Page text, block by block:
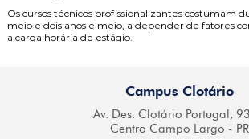
Os cursos técnicos profissionalizantes costumam
meio e dois anos e meio, a depender de fatores
a carga horária de estágio.
Campus Clotário
Av. Des. Clotário Portugal,
Centro Campo Largo - PR